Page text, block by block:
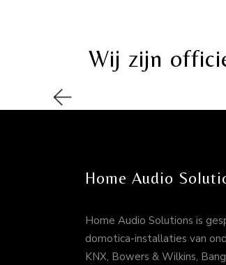
Wij zijn
Home Audio
Home Audio Solutions is
domotica-installaties van
KNX, Bowers & Wilkins,